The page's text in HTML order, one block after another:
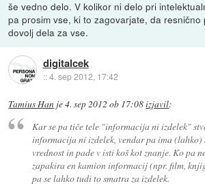
še vedno delo. V kolikor ni delo pri
pa prosim vse, ki to zagovarjate, da resnično
dovolj dela za vse.
digitalcek
::4. sep 2012, 17:42
Tamius Han je4. sep 2012 ob 17:08izjavil:
Kar se pa tiče tele "informacija ni izdelek"
informacija ni izdelek, vendar pa ima (lahko)
vrednost in pade v isti koš kot znanje. Ko pa
zapakira en kamion informacij (npr. film,
pa se lahko tudi to smatra za izdelek.